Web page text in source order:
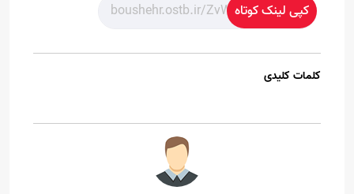
کپی لینک کوتاه
کلمات کلیدی